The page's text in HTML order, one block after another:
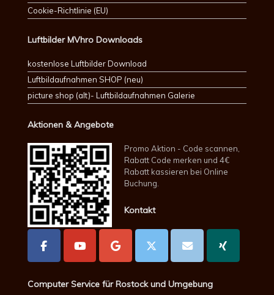
Cookie-Richtlinie (EU)
Luftbilder MVhro Downloads
kostenlose Luftbilder Download
Luftbildaufnahmen SHOP (neu)
picture shop (alt)- Luftbildaufnahmen Galerie
Aktionen & Angebote
Promo Aktion - Code scannen,
Rabatt Code merken und 4€
Rabatt kassieren bei Online
Buchung.
Kontakt
Computer Service für Rostock und Umgebung